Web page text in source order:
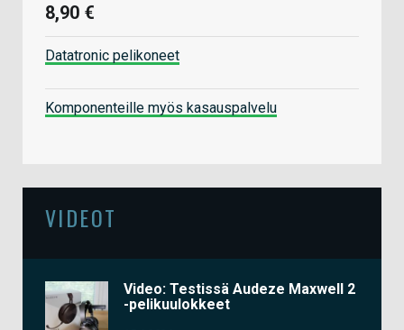
8,90 €
Datatronic pelikoneet
Komponenteille myös kasauspalvelu
VIDEOT
Video: Testissä Audeze Maxwell 2
-pelikuulokkeet